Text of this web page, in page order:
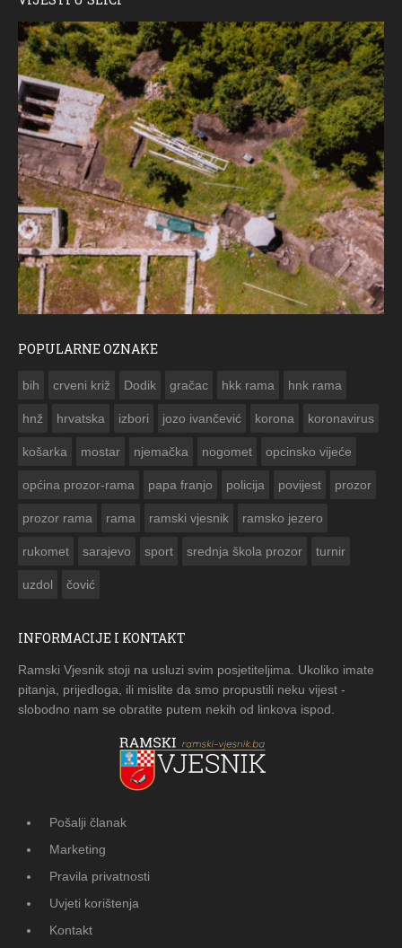
POPULARNE OZNAKE
bih crveni križ Dodik gračac hkk rama hnk rama
hnž hrvatska izbori jozo ivančević korona koronavirus
košarka mostar njemačka nogomet opcinsko vijeće
općina prozor-rama papa franjo policija povijest prozor
prozor rama rama ramski vjesnik ramsko jezero
rukomet sarajevo sport srednja škola prozor turnir
uzdol čović
INFORMACIJE I KONTAKT
Ramski Vjesnik stoji na usluzi svim posjetiteljima. Ukoliko imate
pitanja, prijedloga, ili mislite da smo propustili neku vijest -
slobodno nam se obratite putem nekih od linkova ispod.
Pošalji članak
Marketing
Pravila privatnosti
Uvjeti korištenja
Kontakt